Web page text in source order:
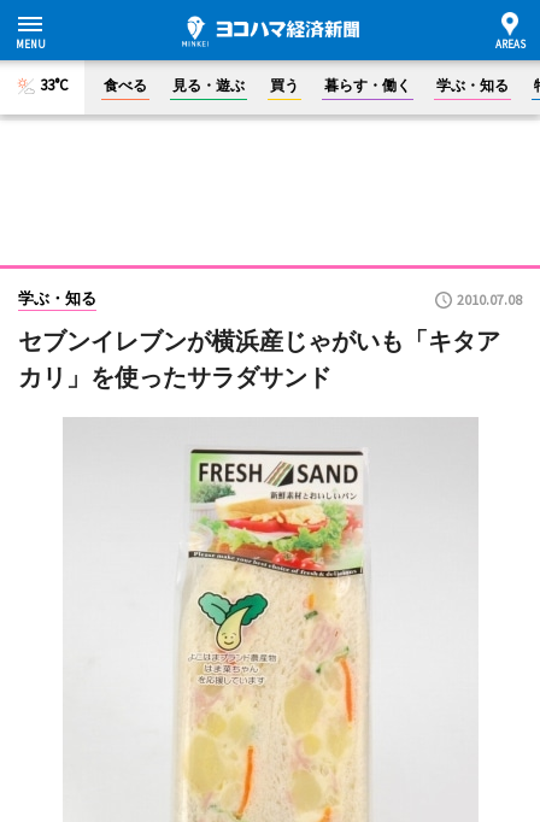
33°C 食べる 見る・遊ぶ 買う 暮らす・働く 学ぶ・知る
学ぶ・知る 2010.07.08
セブンイレブンが横浜産じゃがいも「キタア
カリ」を使ったサラダサンド